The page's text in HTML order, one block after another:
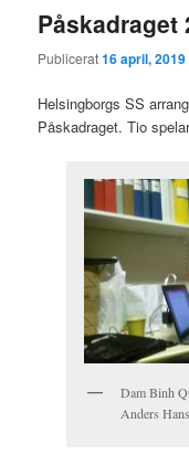
Påskadraget
Publicerat16 april, 2019
Helsingborgs SS
Påskadraget. Tio
Dam Binh
Anders